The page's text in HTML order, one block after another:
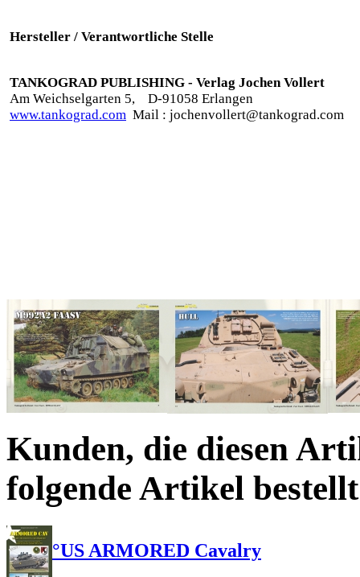
Hersteller / Verantwortliche Stelle
TANKOGRAD PUBLISHING - Verlag Jochen Vollert
Am Weichselgarten 5,
D-91058 Erlangen
www.tankograd.com Mail : jochenvollert@tankograd.com
Kunden, die diesen
folgende Artikel
°US ARMORED Cavalry